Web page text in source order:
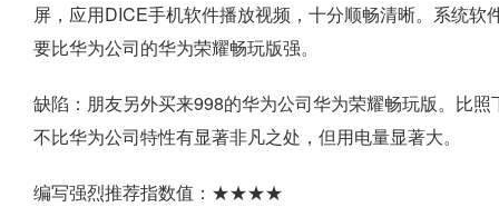
屏，应用DICE手机软件播放视频，十分顺畅清晰。系统
要比华为公司的华为荣耀畅玩版强。
缺陷：朋友另外买来998的华为公司华为荣耀畅玩版。比
不比华为公司特性有显著非凡之处，但用电量显著大。
编写强烈推荐指数值：★★★★